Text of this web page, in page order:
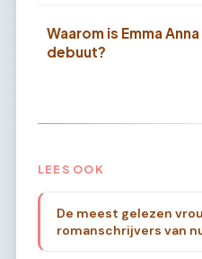
Waarom is Emma
debuut?
LEES OOK
De meest gelezen
romanschrijvers van